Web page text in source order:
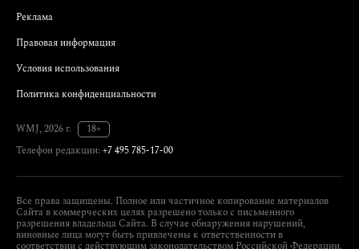
Реклама
Правовая информация
Условия использования
Политика конфиденциальности
WMJ, 2026 г.
18+
Телефон редакции: +7 495 785-17-00
Все права защищены. Полное или частичное копирование материалов
Сайта в коммерческих целях разрешено только с письменного
разрешения владельца Сайта. В случае обнаружения нарушений,
виновные лица могут быть привлечены к ответственности в